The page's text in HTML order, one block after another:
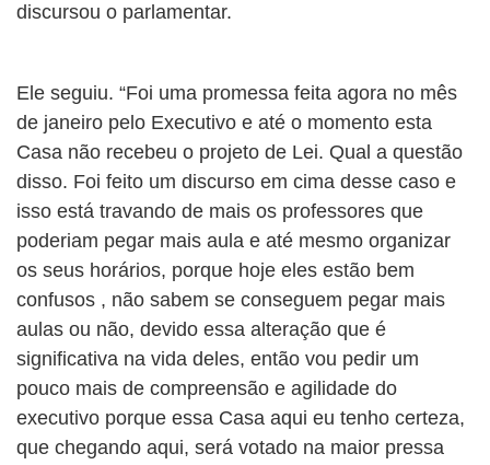
discursou o parlamentar.
Ele seguiu. “Foi uma promessa feita agora no mês
de janeiro pelo Executivo e até o momento esta
Casa não recebeu o projeto de Lei. Qual a questão
disso. Foi feito um discurso em cima desse caso e
isso está travando de mais os professores que
poderiam pegar mais aula e até mesmo organizar
os seus horários, porque hoje eles estão bem
confusos , não sabem se conseguem pegar mais
aulas ou não, devido essa alteração que é
significativa na vida deles, então vou pedir um
pouco mais de compreensão e agilidade do
executivo porque essa Casa aqui eu tenho certeza,
que chegando aqui, será votado na maior pressa